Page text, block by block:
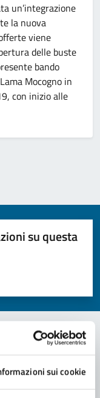
sui cookie
un’integrazione
la nuova
viene
delle buste
bando
Mocogno in
con inizio alle
su questa